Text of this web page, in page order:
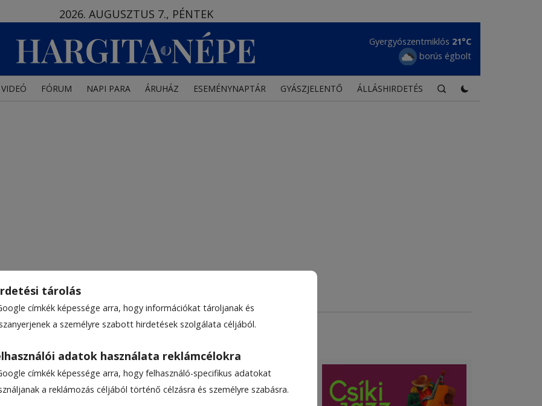
tárolás
címkék képessége arra, hogy információkat tároljanak és
a személyre szabott hirdetések szolgálata céljából.
adatok használata reklámcélokra
címkék képessége arra, hogy felhasználó-specifikus adatokat
a reklámozás céljából történő célzásra és személyre szabásra.
2026. AUGUSZTUS 7., PÉNTEK
Gyergyószentmiklós 21°C
borús égbolt
VIDEÓ FÓRUM NAPI PARA ÁRUHÁZ ESEMÉNYNAPTÁR GYÁSZJELENTŐ ÁLLÁSHIRDETÉS
főterén az évek óta szinte járhatatlan
szakaszra is ugyanolyan burkolat kerül, mint a